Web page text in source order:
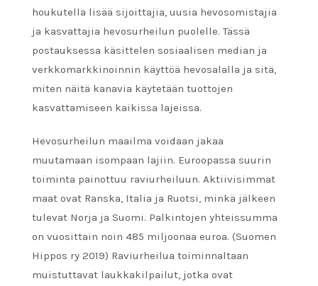
houkutella lisää sijoittajia, uusia hevosomistajia
ja kasvattajia hevosurheilun puolelle. Tässä
postauksessa käsittelen sosiaalisen median ja
verkkomarkkinoinnin käyttöä hevosalalla ja sitä,
miten näitä kanavia käytetään tuottojen
kasvattamiseen kaikissa lajeissa.
Hevosurheilun maailma voidaan jakaa
muutamaan isompaan lajiin. Euroopassa suurin
toiminta painottuu raviurheiluun. Aktiivisimmat
maat ovat Ranska, Italia ja Ruotsi, minkä jälkeen
tulevat Norja ja Suomi. Palkintojen yhteissumma
on vuosittain noin 485 miljoonaa euroa. (Suomen
Hippos ry 2019) Raviurheilua toiminnaltaan
muistuttavat laukkakilpailut, jotka ovat